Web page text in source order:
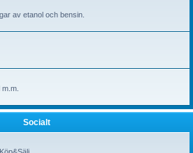
av etanol och bensin.
Socialt